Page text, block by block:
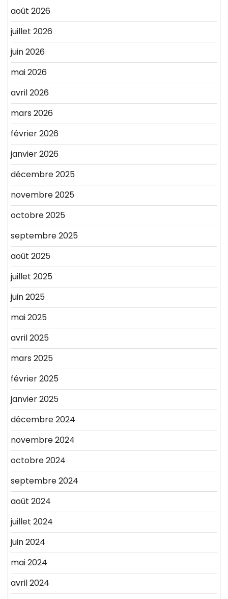
août 2026
juillet 2026
juin 2026
mai 2026
avril 2026
mars 2026
février 2026
janvier 2026
décembre 2025
novembre 2025
octobre 2025
septembre 2025
août 2025
juillet 2025
juin 2025
mai 2025
avril 2025
mars 2025
février 2025
janvier 2025
décembre 2024
novembre 2024
octobre 2024
septembre 2024
août 2024
juillet 2024
juin 2024
mai 2024
avril 2024